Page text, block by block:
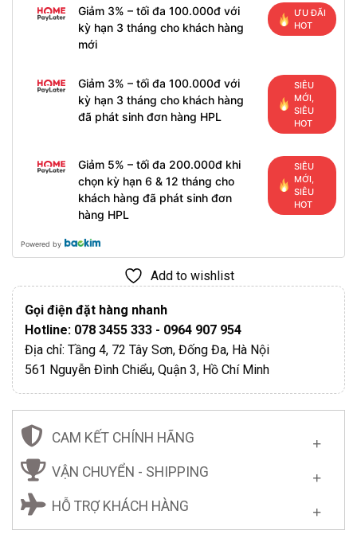
Giảm 3% – tối đa 100.000đ với
kỳ hạn 3 tháng cho khách hàng
mới
ƯU ĐÃI
HOT
Giảm 3% – tối đa 100.000đ với
kỳ hạn 3 tháng cho khách hàng
đã phát sinh đơn hàng HPL
SIÊU
MỚI,
SIÊU
HOT
Giảm 5% – tối đa 200.000đ khi
chọn kỳ hạn 6 & 12 tháng cho
khách hàng đã phát sinh đơn
hàng HPL
SIÊU
MỚI,
SIÊU
HOT
Powered by
Add to wishlist
Gọi điện đặt hàng nhanh
Hotline: 078 3455 333 - 0964 907 954
Địa chỉ: Tầng 4, 72 Tây Sơn, Đống Đa, Hà Nội
561 Nguyễn Đình Chiểu, Quận 3, Hồ Chí Minh
CAM KẾT CHÍNH HÃNG
VẬN CHUYỂN - SHIPPING
HỖ TRỢ KHÁCH HÀNG